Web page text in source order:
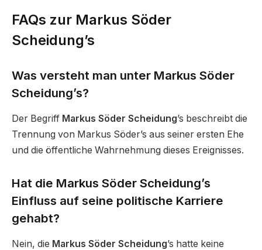
FAQs zur Markus Söder
Scheidung’s
Was versteht man unter Markus Söder
Scheidung’s?
Der Begriff Markus Söder Scheidung’s beschreibt die
Trennung von Markus Söder’s aus seiner ersten Ehe
und die öffentliche Wahrnehmung dieses Ereignisses.
Hat die Markus Söder Scheidung’s
Einfluss auf seine politische Karriere
gehabt?
Nein, die Markus Söder Scheidung’s hatte keine